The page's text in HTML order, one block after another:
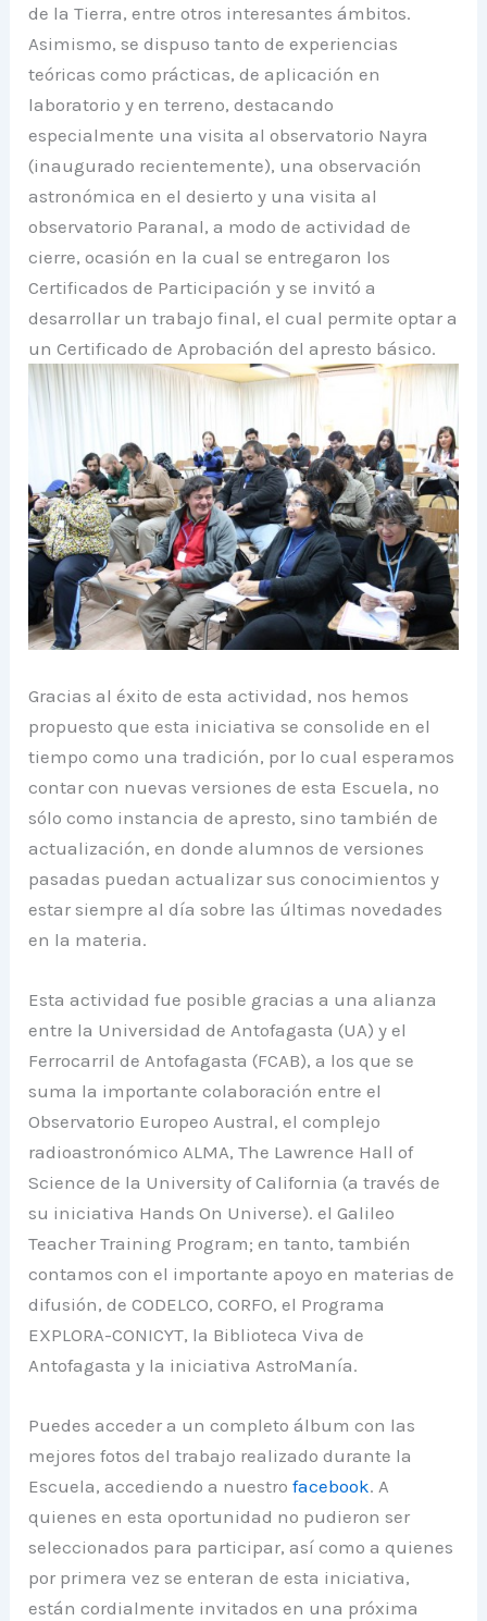
de la Tierra, entre otros interesantes ámbitos.
Asimismo, se dispuso tanto de experiencias
teóricas como prácticas, de aplicación en
laboratorio y en terreno, destacando
especialmente una visita al observatorio Nayra
(inaugurado recientemente), una observación
astronómica en el desierto y una visita al
observatorio Paranal, a modo de actividad de
cierre, ocasión en la cual se entregaron los
Certificados de Participación y se invitó a
desarrollar un trabajo final, el cual permite optar a
un Certificado de Aprobación del apresto básico.
Gracias al éxito de esta actividad, nos hemos
propuesto que esta iniciativa se consolide en el
tiempo como una tradición, por lo cual esperamos
contar con nuevas versiones de esta Escuela, no
sólo como instancia de apresto, sino también de
actualización, en donde alumnos de versiones
pasadas puedan actualizar sus conocimientos y
estar siempre al día sobre las últimas novedades
en la materia.
Esta actividad fue posible gracias a una alianza
entre la Universidad de Antofagasta (UA) y el
Ferrocarril de Antofagasta (FCAB), a los que se
suma la importante colaboración entre el
Observatorio Europeo Austral, el complejo
radioastronómico ALMA, The Lawrence Hall of
Science de la University of California (a través de
su iniciativa Hands On Universe). el Galileo
Teacher Training Program; en tanto, también
contamos con el importante apoyo en materias de
difusión, de CODELCO, CORFO, el Programa
EXPLORA-CONICYT, la Biblioteca Viva de
Antofagasta y la iniciativa AstroManía.
Puedes acceder a un completo álbum con las
mejores fotos del trabajo realizado durante la
Escuela, accediendo a nuestrofacebook. A
quienes en esta oportunidad no pudieron ser
seleccionados para participar, así como a quienes
por primera vez se enteran de esta iniciativa,
están cordialmente invitados en una próxima